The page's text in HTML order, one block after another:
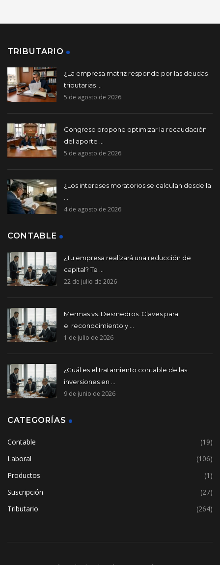
TRIBUTARIO
¿La empresa matriz responde por las deudas
tributarias ...
5 de agosto de 2026
Congreso propone optimizar la recaudación
del aporte ...
5 de agosto de 2026
¿Los intereses moratorios se calculan desde la
4 de agosto de 2026
CONTABLE
¿Tu empresa realizará una reducción de
capital? Te ...
22 de julio de 2026
Mermas vs. Desmedros: Claves para
el reconocimiento y ...
1 de julio de 2026
¿Cuál es el tratamiento contable de las
inversiones en ...
9 de junio de 2026
CATEGORÍAS
Contable
(19)
Laboral
(106)
Productos
(1)
Suscripción
(27)
Tributario
(264)